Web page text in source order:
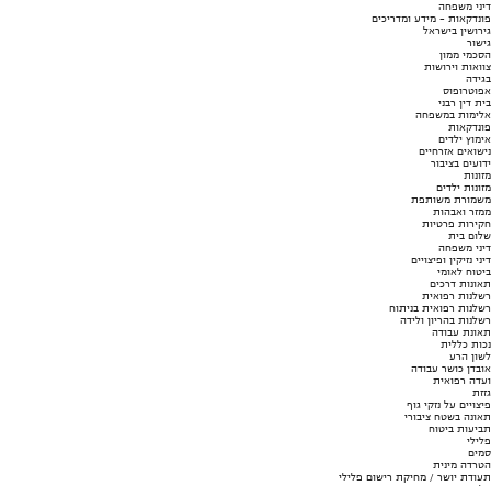
דיני משפחה
פונדקאות - מידע ומדריכים
גירושין בישראל
גישור
הסכמי ממון
צוואות וירושות
בגידה
אפוטרופוס
בית דין רבני
אלימות במשפחה
פונדקאות
אימוץ ילדים
נישואים אזרחיים
ידועים בציבור
מזונות
מזונות ילדים
משמורת משותפת
ממזר ואבהות
חקירות פרטיות
שלום בית
דיני משפחה
דיני נזיקין ופיצויים
ביטוח לאומי
תאונות דרכים
רשלנות רפואית
רשלנות רפואית בניתוח
רשלנות בהריון ולידה
תאונת עבודה
נכות כללית
לשון הרע
אובדן כושר עבודה
ועדה רפואית
גזזת
פיצויים על נזקי גוף
תאונה בשטח ציבורי
תביעות ביטוח
פלילי
סמים
הטרדה מינית
תעודת יושר / מחיקת רישום פלילי